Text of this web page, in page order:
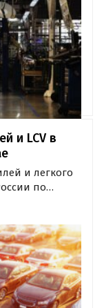
и LCV в
и легкого
по